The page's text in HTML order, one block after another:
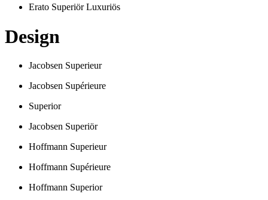
Erato Superiör Luxuriös
Design
Jacobsen Superieur
Jacobsen Supérieure
Superior
Jacobsen Superiör
Hoffmann Superieur
Hoffmann Supérieure
Hoffmann Superior